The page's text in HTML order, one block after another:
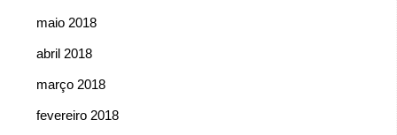
maio 2018
abril 2018
março 2018
fevereiro 2018